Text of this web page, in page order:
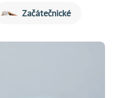
Začátečnické